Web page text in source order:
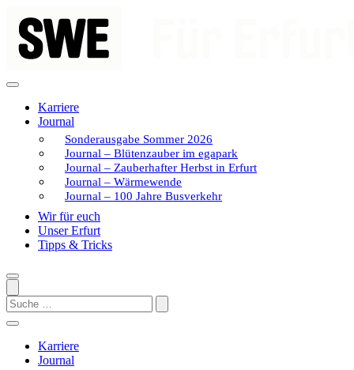
Inhalt
springen
Karriere
Journal
Sonderausgabe Sommer 2026
Journal – Blütenzauber im egapark
Journal – Zauberhafter Herbst in Erfurt
Journal – Wärmewende
Journal – 100 Jahre Busverkehr
Wir für euch
Unser Erfurt
Tipps & Tricks
Search
Karriere
Journal